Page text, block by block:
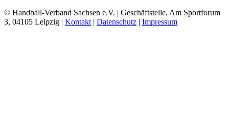
© Handball-Verband Sachsen e.V. | Geschäftstelle, Am Sportforum
3, 04105 Leipzig | Kontakt | Datenschutz | Impressum